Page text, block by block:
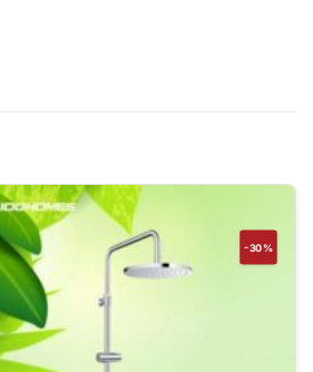
-30%